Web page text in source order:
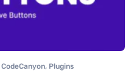
CodeCanyon, Plugins